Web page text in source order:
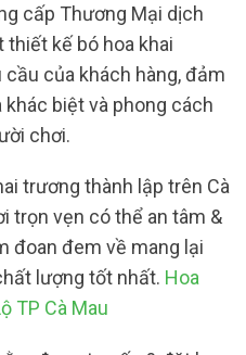
cấp Thương Mại dịch
thiết kế bó hoa khai
của khách hàng, đảm
biệt và phong cách
chơi.
trương thành lập trên Cà
trọn vẹn có thể an tâm &
đoan đem về mang lại
lượng tốt nhất. Hoa
TP Cà Mau